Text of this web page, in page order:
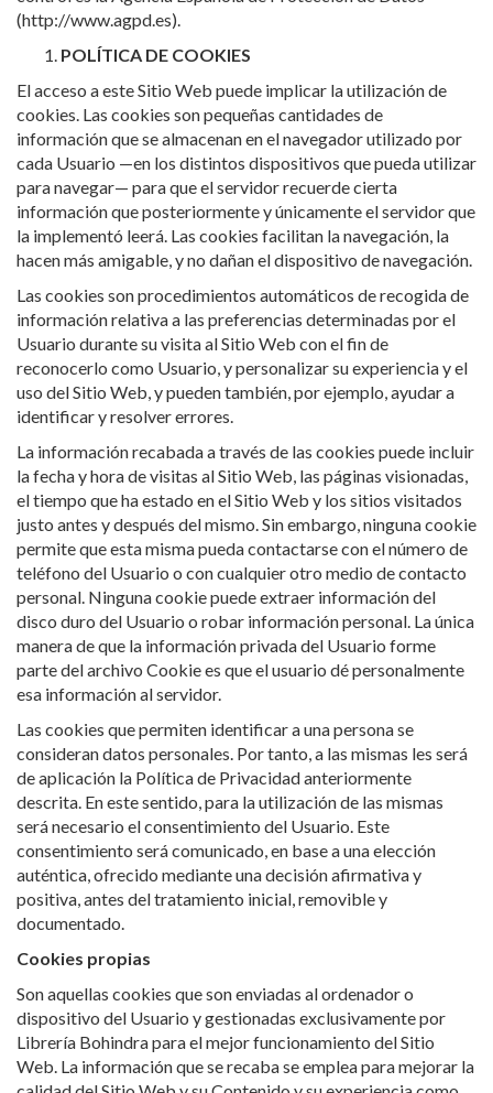
(http://www.agpd.es).
POLÍTICA DE COOKIES
El acceso a este Sitio Web puede implicar la utilización de
cookies. Las cookies son pequeñas cantidades de
información que se almacenan en el navegador utilizado por
cada Usuario —en los distintos dispositivos que pueda utilizar
para navegar— para que el servidor recuerde cierta
información que posteriormente y únicamente el servidor que
la implementó leerá. Las cookies facilitan la navegación, la
hacen más amigable, y no dañan el dispositivo de navegación.
Las cookies son procedimientos automáticos de recogida de
información relativa a las preferencias determinadas por el
Usuario durante su visita al Sitio Web con el fin de
reconocerlo como Usuario, y personalizar su experiencia y el
uso del Sitio Web, y pueden también, por ejemplo, ayudar a
identificar y resolver errores.
La información recabada a través de las cookies puede incluir
la fecha y hora de visitas al Sitio Web, las páginas visionadas,
el tiempo que ha estado en el Sitio Web y los sitios visitados
justo antes y después del mismo. Sin embargo, ninguna cookie
permite que esta misma pueda contactarse con el número de
teléfono del Usuario o con cualquier otro medio de contacto
personal. Ninguna cookie puede extraer información del
disco duro del Usuario o robar información personal. La única
manera de que la información privada del Usuario forme
parte del archivo Cookie es que el usuario dé personalmente
esa información al servidor.
Las cookies que permiten identificar a una persona se
consideran datos personales. Por tanto, a las mismas les será
de aplicación la Política de Privacidad anteriormente
descrita. En este sentido, para la utilización de las mismas
será necesario el consentimiento del Usuario. Este
consentimiento será comunicado, en base a una elección
auténtica, ofrecido mediante una decisión afirmativa y
positiva, antes del tratamiento inicial, removible y
documentado.
Cookies propias
Son aquellas cookies que son enviadas al ordenador o
dispositivo del Usuario y gestionadas exclusivamente por
Librería Bohindra para el mejor funcionamiento del Sitio
Web. La información que se recaba se emplea para mejorar la
calidad del Sitio Web y su Contenido y su experiencia como